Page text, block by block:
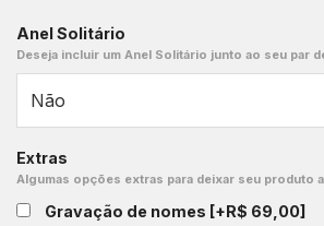
Anel Solitário
Deseja incluir um Anel Solitário junto ao seu par
Extras
Algumas opções extras para deixar seu produto
Gravação de nomes [+R$ 69,00]